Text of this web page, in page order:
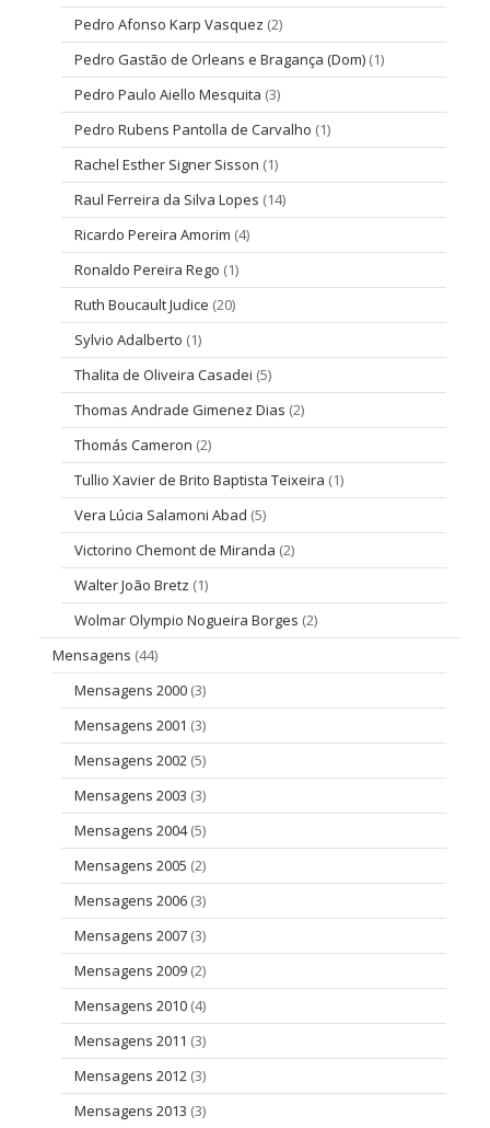
Pedro Afonso Karp Vasquez (2)
Pedro Gastão de Orleans e Bragança (Dom) (1)
Pedro Paulo Aiello Mesquita (3)
Pedro Rubens Pantolla de Carvalho (1)
Rachel Esther Signer Sisson (1)
Raul Ferreira da Silva Lopes (14)
Ricardo Pereira Amorim (4)
Ronaldo Pereira Rego (1)
Ruth Boucault Judice (20)
Sylvio Adalberto (1)
Thalita de Oliveira Casadei (5)
Thomas Andrade Gimenez Dias (2)
Thomás Cameron (2)
Tullio Xavier de Brito Baptista Teixeira (1)
Vera Lúcia Salamoni Abad (5)
Victorino Chemont de Miranda (2)
Walter João Bretz (1)
Wolmar Olympio Nogueira Borges (2)
Mensagens (44)
Mensagens 2000 (3)
Mensagens 2001 (3)
Mensagens 2002 (5)
Mensagens 2003 (3)
Mensagens 2004(5)
Mensagens 2005 (2)
Mensagens 2006 (3)
Mensagens 2007 (3)
Mensagens 2009 (2)
Mensagens 2010 (4)
Mensagens 2011 (3)
Mensagens 2012 (3)
Mensagens 2013 (3)